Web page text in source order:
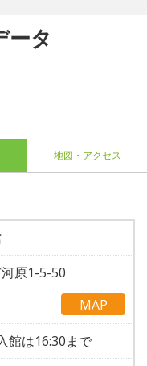
ータ
地図・アクセス
原1-5-50
MAP
館は16:30まで